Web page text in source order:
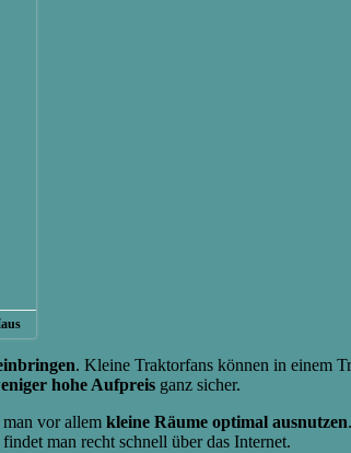
. Kleine Traktorfans können in einem
hohe Aufpreis ganz sicher.
vor allem kleine Räume optimal ausnutzen
findet man recht schnell über das Internet.